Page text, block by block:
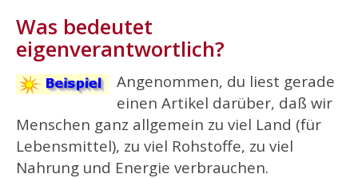
Was bedeutet
eigenverantwortlich?
Angenommen, du liest gerade
einen Artikel darüber, daß wir
Menschen ganz allgemein zu viel Land (für
Lebensmittel), zu viel Rohstoffe, zu viel
Nahrung und Energie verbrauchen.